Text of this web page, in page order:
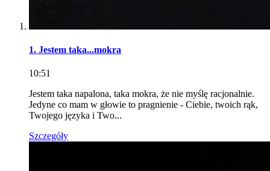
1. Jestem taka...mokra
10:51
Jestem taka napalona, taka mokra, że nie myślę racjonalnie.
Jedyne co mam w głowie to pragnienie - Ciebie, twoich rąk,
Twojego języka i Two...
Szczegóły